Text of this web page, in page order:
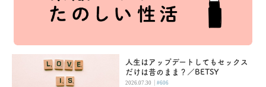
人生はアップデートしてもセックス
だけは昔のまま？／BETSY
2026.07.30 |#606